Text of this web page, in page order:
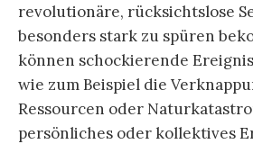
revolutionäre, rücksichtslose
besonders stark zu spüren
können schockierende
wie zum Beispiel die
Ressourcen oder
persönliches oder kollektives